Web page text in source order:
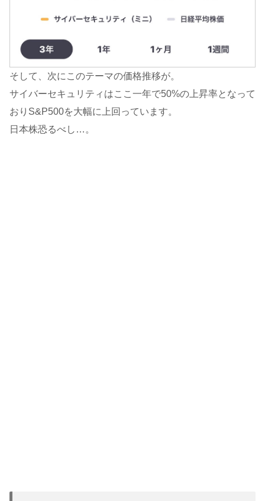
そして、次にこのテーマの価格推移が。
サイバーセキュリティはここ一年で50%の上昇率となって
おりS&P500を大幅に上回っています。
日本株恐るべし…。